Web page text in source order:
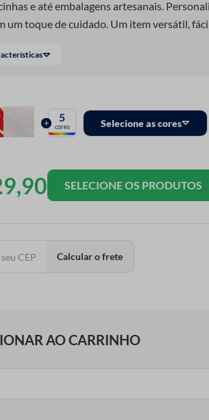
e até embalagens artesanais.
um toque de cuidado. Um item versátil,
é perfeita pra quem busca delicadeza e
+ 5
cores Selecione as cores
,90 SELECIONE OS PRODUTOS
Calcular o frete
AO CARRINHO